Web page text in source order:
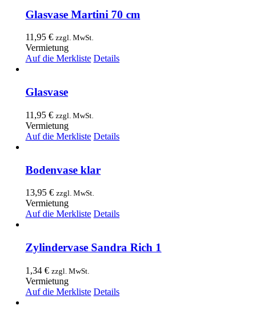
Glasvase Martini 70 cm
11,95 € zzgl. MwSt.
Vermietung
Auf die Merkliste Details
Glasvase
11,95 € zzgl. MwSt.
Vermietung
Auf die Merkliste Details
Bodenvase klar
13,95 € zzgl. MwSt.
Vermietung
Auf die Merkliste Details
Zylindervase Sandra Rich 1
1,34 € zzgl. MwSt.
Vermietung
Auf die Merkliste Details